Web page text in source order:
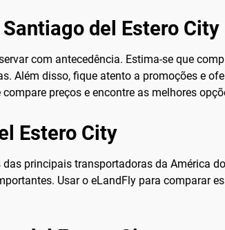
del Estero City
com antecedência. Estima-se que
Além disso, fique atento a promoções e
preços e encontre as melhores
Estero City
principais transportadoras da América
Usar o eLandFly para comparar